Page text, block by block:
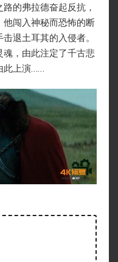
的弗拉德奋起反抗，
他闯入神秘而恐怖的断
退土耳其的入侵者。
，由此注定了千古悲
此上演……